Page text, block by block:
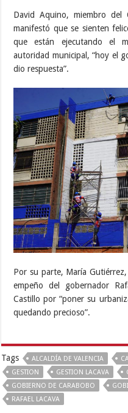
David Aquino, miembro del
manifestó que se sienten
que están ejecutando el
autoridad municipal, “hoy el
dio respuesta”.
Por su parte, María
empeño del gobernador
Castillo por “poner su
quedando precioso”.
Tags ALCALDÍA DE VALENCIA
GESTION
GESTION LACAVA
GOBIERNO DE CARABOBO
RAFAEL LACAVA